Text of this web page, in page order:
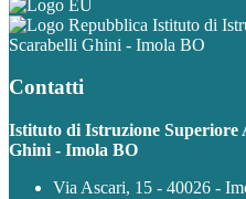
Istituto di
Scarabelli Ghini - Imola BO
Contatti
Istituto di Istruzione Superiore
Ghini - Imola BO
Via Ascari, 15 - 40026 -